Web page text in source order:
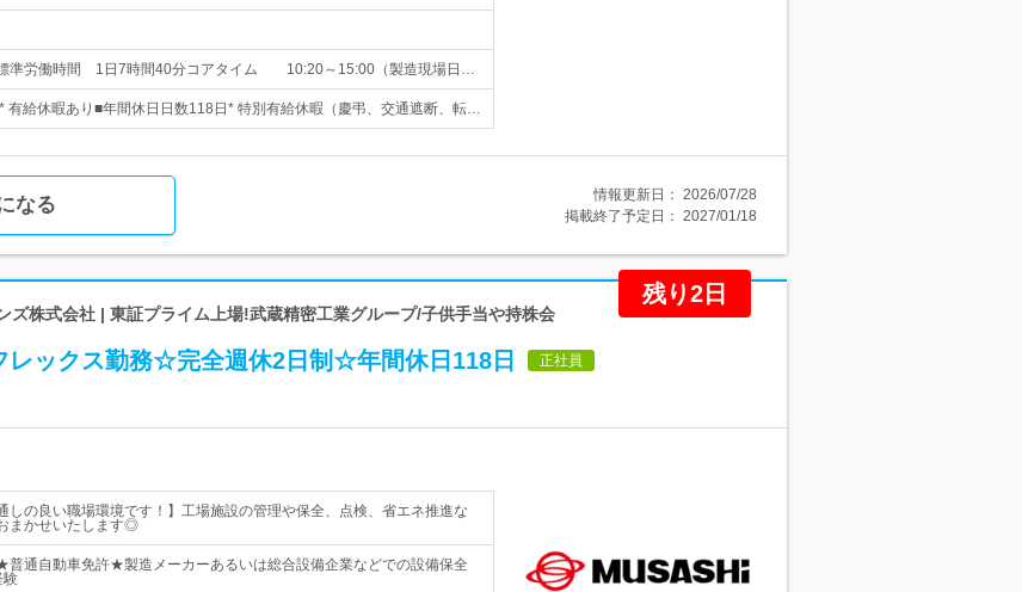
標準労働時間 1日7時間40分コアタイム 10:20～15:00（製造現場日…
有給休暇あり■年間休日日数118日* 特別有給休暇（慶弔、交通遮断、転…
なる 情報更新日： 2026/07/28
掲載終了予定日： 2027/01/18
残り2日
ズ株式会社 | 東証プライム上場!武蔵精密工業グループ/子供手当や持株会
レックス勤務☆完全週休2日制☆年間休日118日 正社員
しの良い職場環境です！】工場施設の管理や保全、点検、省エネ推進な
まかせいたします◎
普通自動車免許★製造メーカーあるいは総合設備企業などでの設備保全
験